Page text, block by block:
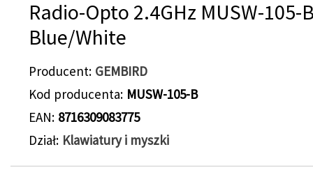
Radio-Opto 2.4GHz MUSW-105-
Blue/White
Producent GEMBIRD
Kod producenta MUSW-105-B
EAN 8716309083775
Dział Klawiatury i myszki